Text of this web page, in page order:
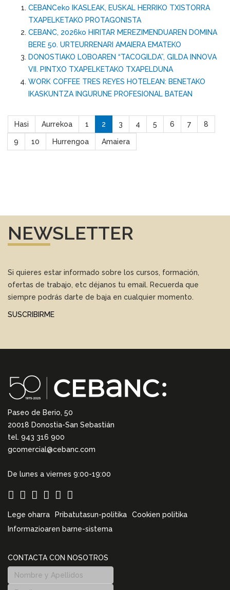
CEBANCeko IKASLEAK, EUSKAL HERRIKO TXISTORRA
TXAPELKETAKO PROTAGONISTA
CEBANC, 2026ko HIRITAR MEREZIMENDUAREN DOMINA
BERE 50. URTEURRENARI AMAIERA EMATEKO
DONOSTIAKO LOBOAREN “TACOGILDA”, GILDA INNOVA
VII. PINTXO TXAPELKETAKO TXAPELDUNA
WORK COFFEE TRES REYES HOTELEAN: BENETAKO
IKASKUNTZA INGURUNE PROFESIONAL BATEAN
Hasi Aurrekoa 1 2 3 4 5 6 7 8
9 10 Hurrengoa Amaiera
NEWSLETTER
Si quieres estar informado sobre los cursos, formación,
ofertas de trabajo, etc déjanos tu email. Recuerda que
siempre podrás darte de baja en cualquier momento.
SUSCRIBIRME
Paseo de Berio, 50
20018 Donostia-San Sebastián
tel. 943 316 900
gcomercial@cebanc.com
De lunes a viernes 9:00-19:00
Lege oharra Pribatutasun-politika
Cookien politika
Informazioaren barne-sistema
CONTACTA CON NOSOTROS